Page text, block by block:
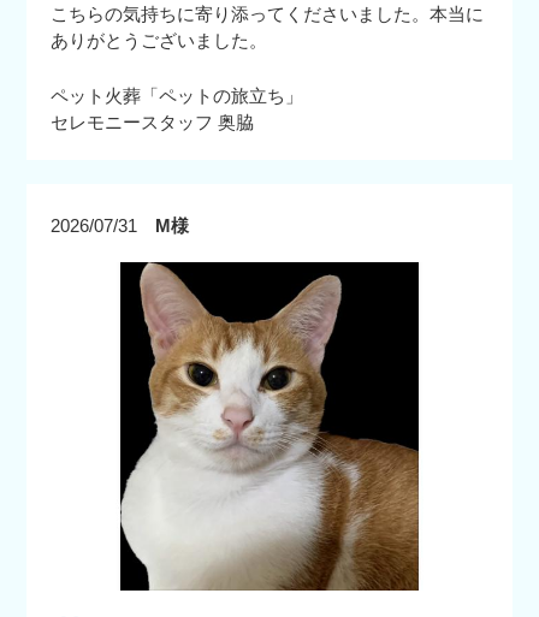
こちらの気持ちに寄り添ってくださいました。本当に
ありがとうございました。
ペット火葬「ペットの旅立ち」
セレモニースタッフ 奥脇
2026/07/31 M様